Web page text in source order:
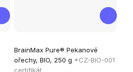
BrainMax Pure® Pekanové
ořechy, BIO, 250 g *CZ-BIO-001
certifikát
hodnocení
produktu